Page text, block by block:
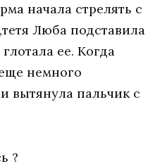
начала стрелять с
Люба подставила
ее. Когда
немного
вытянула пальчик с
?